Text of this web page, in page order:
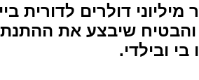
דולרים לדורית
שיבצע את
ובילדי.